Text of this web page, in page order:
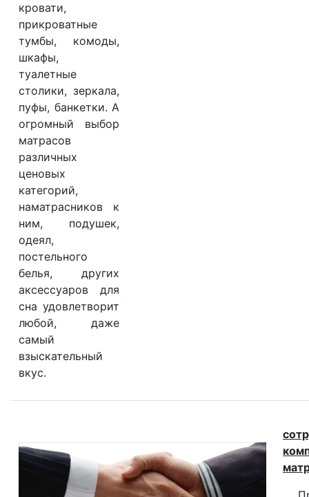
кровати,
прикроватные
тумбы, комоды,
шкафы,
туалетные
столики, зеркала,
пуфы, банкетки. А
огромный выбор
матрасов
различных
ценовых
категорий,
наматрасников к
ним, подушек,
одеял,
постельного
белья, других
аксессуаров для
сна удовлетворит
любой, даже
самый
взыскательный
вкус.